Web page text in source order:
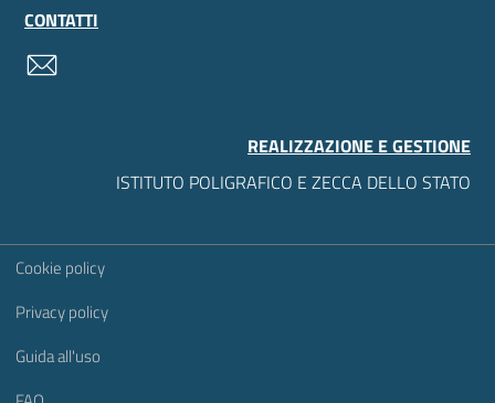
CONTATTI
REALIZZAZIONE E GESTIONE
ISTITUTO POLIGRAFICO E ZECCA DELLO STATO
Sezione Link Utili
Cookie policy
Privacy policy
Guida all'uso